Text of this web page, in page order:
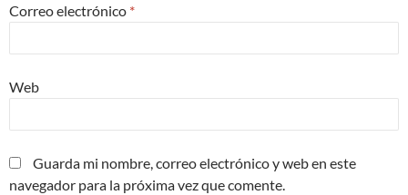
Correo electrónico *
Web
Guarda mi nombre, correo electrónico y web en este
navegador para la próxima vez que comente.